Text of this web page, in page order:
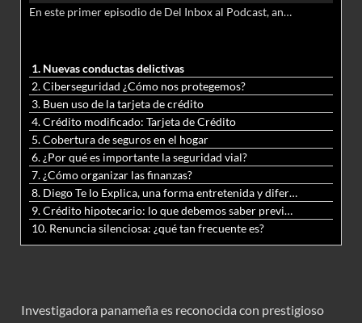
audio
En este primer episodio de Del Inbox al Podcast, analizamos junto al abogado Jonathan Brown las nuevas conductas delictivas cibernéticas y la necesidad de hacer modificaciones al Código Penal.
1. Nuevas conductas delictivas
2. Ciberseguridad ¿Cómo nos protegemos?
3. Buen uso de la tarjeta de crédito
4. Crédito modificado: Tarjeta de Crédito
5. Cobertura de seguros en el hogar
6. ¿Por qué es importante la seguridad vial?
7. ¿Cómo organizar las finanzas?
8. Diego Te lo Explica, una forma entretenida y diferente de aprender matemáticas y ciencias
9. Crédito hipotecario: lo que debemos saber previo a adquirir nuestra vivienda
10. Renuncia silenciosa: ¿qué tan frecuente es?
Investigadora panameña es reconocida con prestigioso